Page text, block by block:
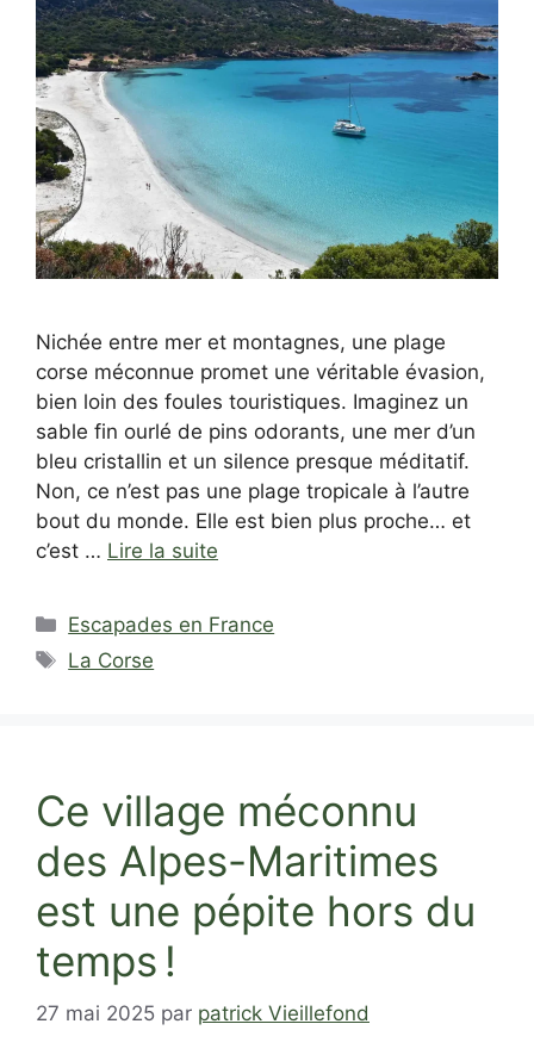
Nichée entre mer et montagnes, une plage
corse méconnue promet une véritable évasion,
bien loin des foules touristiques. Imaginez un
sable fin ourlé de pins odorants, une mer d’un
bleu cristallin et un silence presque méditatif.
Non, ce n’est pas une plage tropicale à l’autre
bout du monde. Elle est bien plus proche… et
c’est … Lire la suite
Catégories
Escapades en France
Étiquettes
La Corse
Ce village méconnu
des Alpes-Maritimes
est une pépite hors du
temps !
27 mai 2025 par patrick Vieillefond